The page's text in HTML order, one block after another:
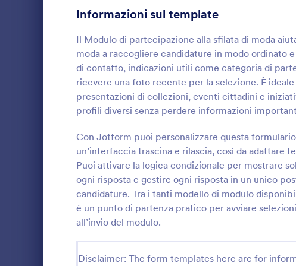
Informazioni sul template
Il Modulo di partecipazione alla sfilata di moda
moda a raccogliere candidature in modo ordinato
di contatto, indicazioni utili come categoria di
ricevere una foto recente per la selezione. È
presentazioni di collezioni, eventi cittadini e
profili diversi senza perdere informazioni
Con Jotform puoi personalizzare questa
un’interfaccia trascina e rilascia, così da adattare
Puoi attivare la logica condizionale per mostrare
ogni risposta e gestire ogni risposta in un unico
candidature. Tra i tanti modello di modulo
è un punto di partenza pratico per avviare
all’invio del modulo.
Disclaimer: The form templates here are for
virtuali è un
raccogliere i dati di
che desiderano
online. È
registrazione
e in modo
iscrizioni.Questo
contatti,
cui lavorano. Il
Go to Category:
Moduli di
Usa
Template Questionario 577
Moduli di Iscrizione 56
Votazione 19
Moduli di Approvazione 85
Moduli di valutazione 132
Moduli di Presenza 16
Revisione